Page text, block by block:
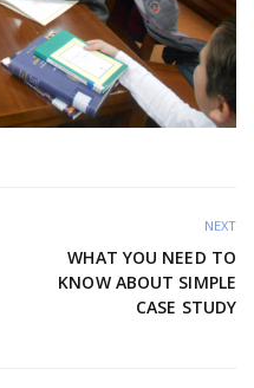
NEXT
WHAT YOU NEED TO
KNOW ABOUT SIMPLE
CASE STUDY